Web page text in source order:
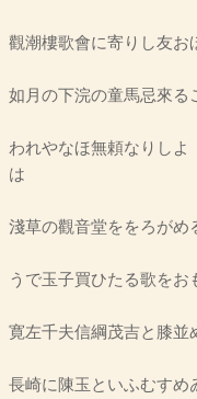
觀潮樓歌會に寄りし友お
如月の下浣の童馬忌來る
われやなほ無頼なりしよ
は
淺草の觀音堂ををろがめ
うで玉子買ひたる歌を
寛左千夫信綱茂吉と膝並
長崎に陳玉といふむすめ